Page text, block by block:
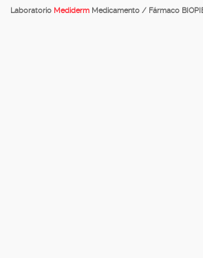
Laboratorio Mediderm Medicamento / Fármaco